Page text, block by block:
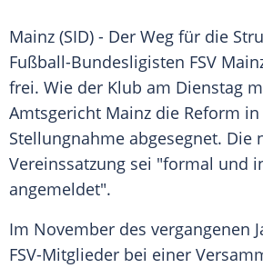
Mainz (SID) - Der Weg für die
Fußball-Bundesligisten FSV
frei. Wie der Klub am Dienstag
Amtsgericht Mainz die Reform
Stellungnahme abgesegnet. Die
Vereinssatzung sei "formal und
angemeldet".
Im November des vergangenen
FSV-Mitglieder bei einer